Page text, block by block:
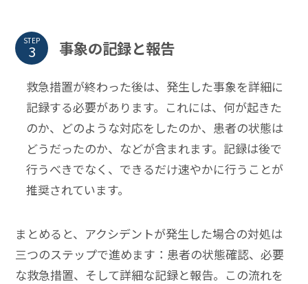
STEP 事象の記録と報告
救急措置が終わった後は、発生した事象を詳細に
記録する必要があります。これには、何が起きた
のか、どのような対応をしたのか、患者の状態は
どうだったのか、などが含まれます。記録は後で
行うべきでなく、できるだけ速やかに行うことが
推奨されています。
まとめると、アクシデントが発生した場合の対処は
三つのステップで進めます：患者の状態確認、必要
な救急措置、そして詳細な記録と報告。この流れを